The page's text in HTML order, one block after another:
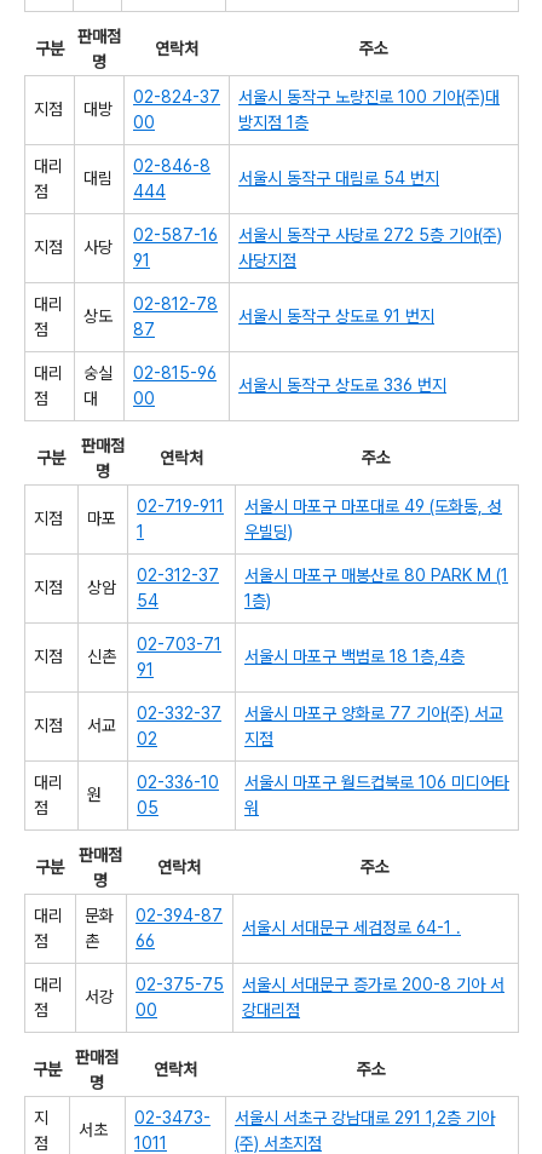
구분
판매점
명
연락처 주소
지점 대방
02-824-37
00
서울시 동작구 노량진로 100 기아(주)대
방지점 1층
대리
점
대림
02-846-8
444
서울시 동작구 대림로 54 번지
지점 사당
02-587-16
91
서울시 동작구 사당로 272 5층 기아(주)
사당지점
대리
점
상도
02-812-78
87
서울시 동작구 상도로 91 번지
대리
점
숭실
대
02-815-96
00
서울시 동작구 상도로 336 번지
구분
판매점
명
연락처 주소
지점 마포
02-719-911
1
서울시 마포구 마포대로 49 (도화동, 성
우빌딩)
지점 상암
02-312-37
54
서울시 마포구 매봉산로 80 PARK M (1
1층)
지점 신촌
02-703-71
91
서울시 마포구 백범로 18 1층,4층
지점 서교
02-332-37
02
서울시 마포구 양화로 77 기아(주) 서교
지점
대리
점
원
02-336-10
05
서울시 마포구 월드컵북로 106 미디어타
워
구분
판매점
명
연락처 주소
대리
점
문화
촌
02-394-87
66
서울시 서대문구 세검정로 64-1 .
대리
점
서강
02-375-75
00
서울시 서대문구 증가로 200-8 기아 서
강대리점
구분
판매점
명
연락처 주소
지
점
서초
02-3473-
1011
서울시 서초구 강남대로 291 1,2층 기아
(주) 서초지점